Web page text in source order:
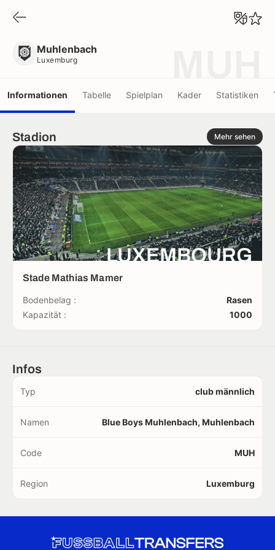
Muhlenbach
Luxemburg
Informationen Tabelle Spielplan Kader Statistiken
Stadion Mehr sehen
LUXEMBOURG
Stade Mathias Mamer
Bodenbelag :
Rasen
Kapazität :
1000
Infos
Typ club männlich
Namen Blue Boys Muhlenbach, Muhlenbach
Code MUH
Region Luxemburg